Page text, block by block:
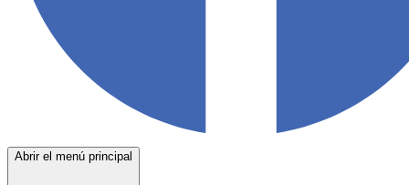
Abrir el menú principal